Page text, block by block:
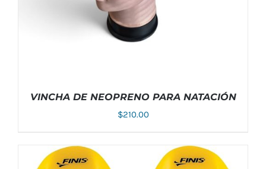
VINCHA DE NEOPRENO PARA NATACIÓN
$210.00